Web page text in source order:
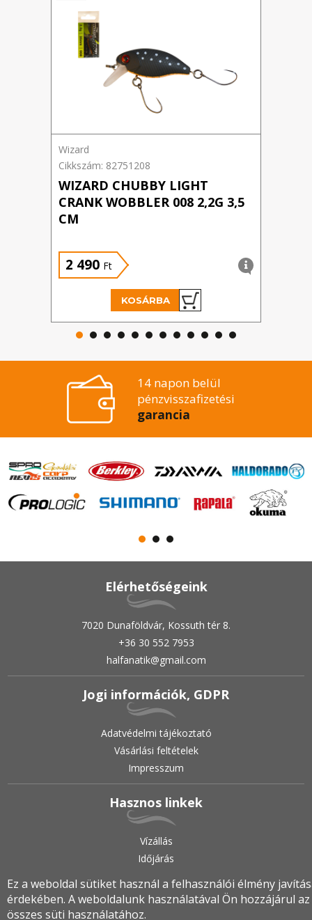
Wizard
Cikkszám: 82751208
WIZARD CHUBBY LIGHT
CRANK WOBBLER 008 2,2G 3,5
CM
2 490 Ft
KOSÁRBA
14 napon belül
pénzvisszafizetési
garancia
Elérhetőségeink
7020 Dunaföldvár, Kossuth tér 8.
+36 30 552 7953
halfanatik@gmail.com
Jogi információk, GDPR
Adatvédelmi tájékoztató
Vásárlási feltételek
Impresszum
Hasznos linkek
Vízállás
Időjárás
2019.•© halfanatik.hu•Minden jog fenntartva!
Ez a weboldal sütiket használ a felhasználói élmény
érdekében. A weboldalunk használatával Ön hozzájárul az
összes süti használatához.